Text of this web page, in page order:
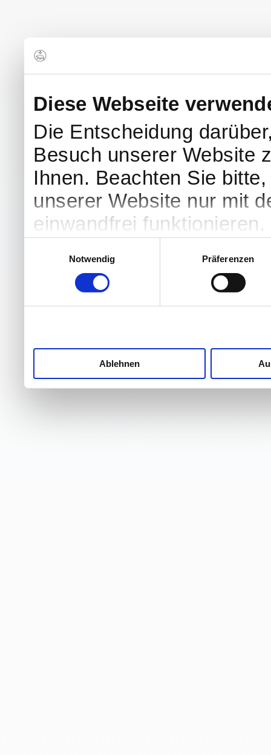
Diese Webseite
Die Entscheidung
Besuch unserer Website
Ihnen. Beachten Sie
unserer Website nur mit
einwandfrei funktionieren.
Notwendig
Präferenzen
Ablehnen